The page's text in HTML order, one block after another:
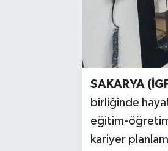
SAKARYA
birliğinde
eğitim-öğretim
kariyer